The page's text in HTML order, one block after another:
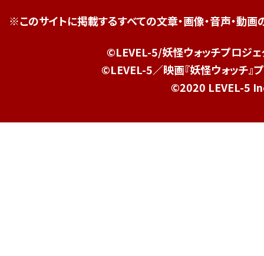
※このサイトに掲載するすべての文章・画像・音声・動画
©LEVEL-5/妖怪ウォッチプロジェ
©LEVEL-5／映画『妖怪ウォッチ』
©2020 LEVEL-5